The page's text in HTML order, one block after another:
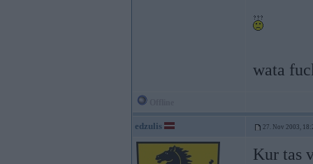
wata
edzulis 27. Nov 2003,
Kur tas